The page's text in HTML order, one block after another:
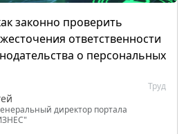
законно проверить
ответственности
о персональных
Труд
директор портала